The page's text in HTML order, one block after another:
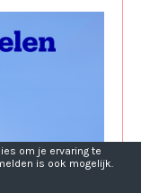
om je ervaring te
is ook mogelijk.